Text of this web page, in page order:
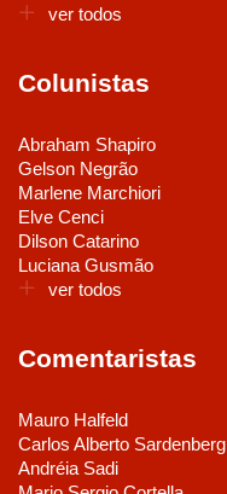
ver todos
Colunistas
Abraham Shapiro
Gelson Negrão
Marlene Marchiori
Elve Cenci
Dilson Catarino
Luciana Gusmão
ver todos
Comentaristas
Mauro Halfeld
Carlos Alberto Sardenberg
Andréia Sadi